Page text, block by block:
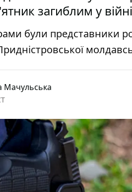
загиблим у
були представники
Мачульська